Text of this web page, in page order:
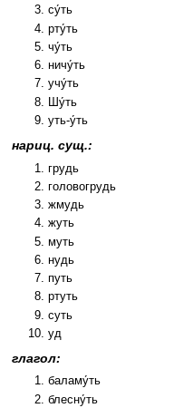
су́ть
рту́ть
чу́ть
ничу́ть
учу́ть
Шу́ть
уть-у́ть
нариц. сущ.:
грудь
головогрудь
жмудь
жуть
муть
нудь
путь
ртуть
суть
уд
глагол:
баламу́ть
блесну́ть